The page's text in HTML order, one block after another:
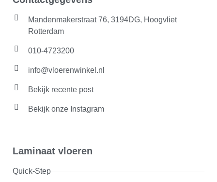
Mandenmakerstraat 76, 3194DG, Hoogvliet
Rotterdam
010-4723200
info@vloerenwinkel.nl
Bekijk recente post
Bekijk onze Instagram
Laminaat vloeren
Quick-Step